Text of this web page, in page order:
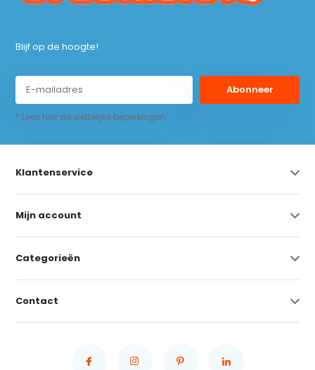
Blijf op de hoogte!
Abonneer
* Lees hier de wettelijke beperkingen
Klantenservice
Mijn account
Categorieën
Contact